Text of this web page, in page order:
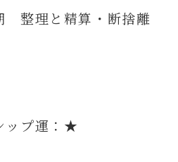
整理と精算・断捨離
ップ運：★